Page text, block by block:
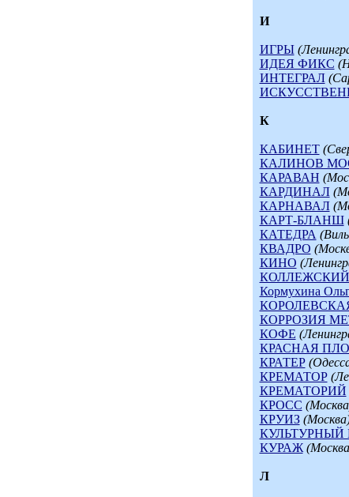
И
ИГРЫ
ИДЕЯ ФИКС
ИНТЕГРАЛ
К
КАБИНЕТ
КАЛИНОВ
КАРАВАН
КАРДИНАЛ
КАРНАВАЛ
КАРТ-БЛАНШ
КАТЕДРА
КВАДРО
КИНО
Кормухина
КОРРОЗИЯ
КОФЕ
КРАСНАЯ
КРАТЕР
КРЕМАТОР
КРЕМАТОРИЙ
КРОСС
КРУИЗ
КУЛЬТУРНЫЙ
КУРАЖ
Л